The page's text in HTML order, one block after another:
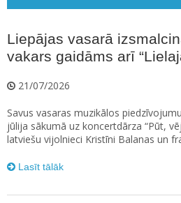
Liepājas vasarā
vakars gaidāms arī
21/07/2026
Savus vasaras muzikālos
jūlija sākumā uz koncertdārza “Pūt,
latviešu vijolnieci Kristīni Balanas un
Lasīt tālāk